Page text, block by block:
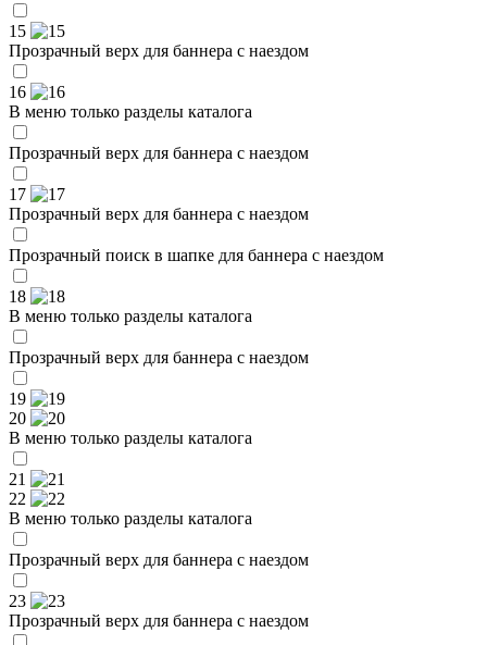
15
Прозрачный верх для баннера с наездом
16
В меню только разделы каталога
Прозрачный верх для баннера с наездом
17
Прозрачный верх для баннера с наездом
Прозрачный поиск в шапке для баннера с наездом
18
В меню только разделы каталога
Прозрачный верх для баннера с наездом
19
20
В меню только разделы каталога
21
22
В меню только разделы каталога
Прозрачный верх для баннера с наездом
23
Прозрачный верх для баннера с наездом